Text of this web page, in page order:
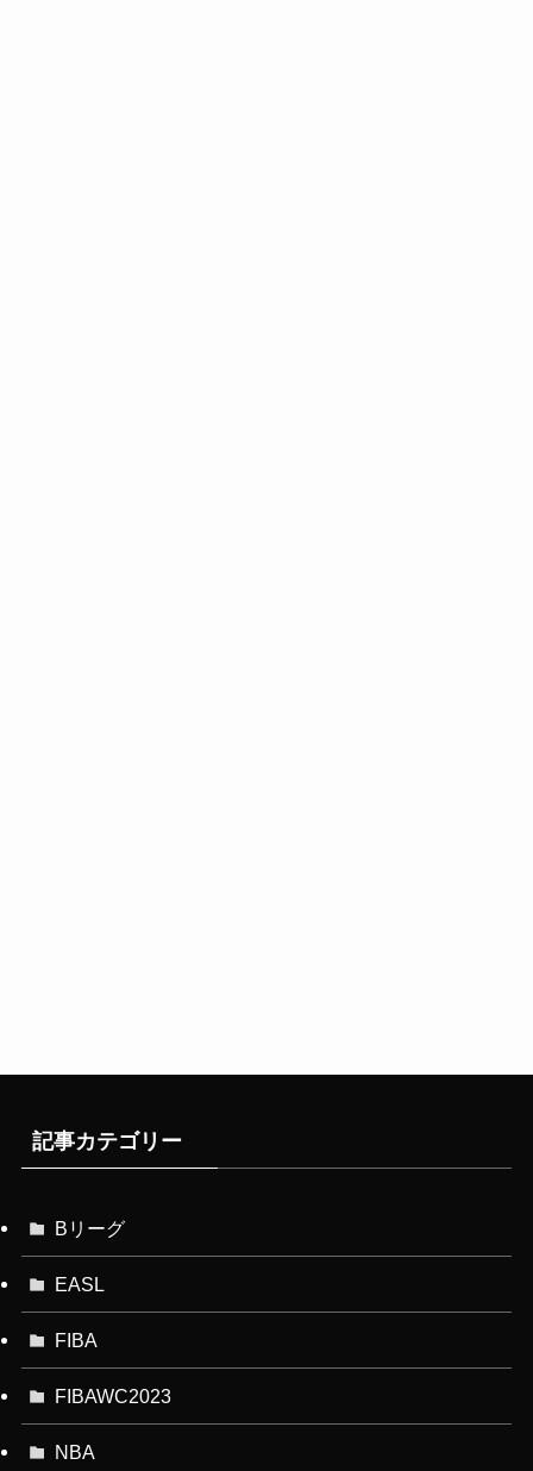
記事カテゴリー
Bリーグ
EASL
FIBA
FIBAWC2023
NBA